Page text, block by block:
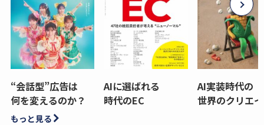
“会話型”広告は
何を変えるのか？
AIに選ばれる
時代のEC
AI実装時代の
世界のクリエ
もっと見る